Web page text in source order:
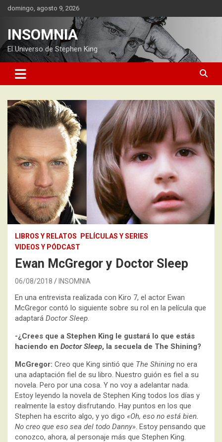
Saltardomingo, agosto 9, 2026
INSOMNIA
El Universo de Stephen King
LIBROS Y RELATOS
PELÍCULAS Y SERIES
VIDEOS Y PÓDCAST
Ewan McGregor y Doctor Sleep
06/08/2018 INSOMNIA
En una entrevista realizada con Kiro 7, el actor Ewan
McGregor contó lo siguiente sobre su rol en la película que
adaptará Doctor Sleep.
-¿Crees que a Stephen King le gustará lo que estás
haciendo en Doctor Sleep, la secuela de The Shining?
McGregor: Creo que King sintió que The Shining no era
una adaptación fiel de su libro. Nuestro guión es fiel a su
novela. Pero por una cosa. Y no voy a adelantar nada.
Estoy leyendo la novela de Stephen King todos los días y
realmente la estoy disfrutando. Hay puntos en los que
Stephen ha escrito algo, y yo digo «Oh, eso no está bien.
No creo que eso sea del todo Danny». Estoy pensando que
conozco, ahora, al personaje más que Stephen King.